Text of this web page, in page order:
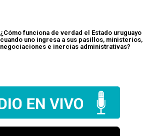
¿Cómo funciona de verdad el Estado uruguayo
cuando uno ingresa a sus pasillos, ministerios,
negociaciones e inercias administrativas?